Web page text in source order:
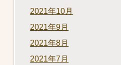
2021年10月
2021年9月
2021年8月
2021年7月